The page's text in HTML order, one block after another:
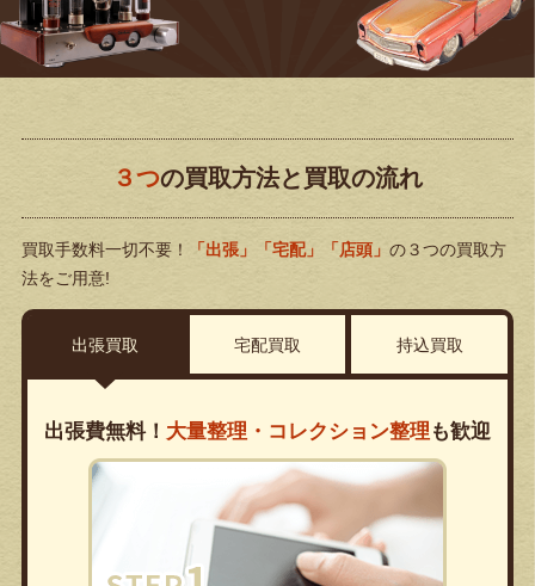
３つの買取方法と買取の流れ
買取手数料一切不要！ 「出張」「宅配」「店頭」 の３つの買取方
法をご用意!
出張買取 宅配買取 持込買取
出張費無料！ 大量整理・コレクション整理 も歓迎